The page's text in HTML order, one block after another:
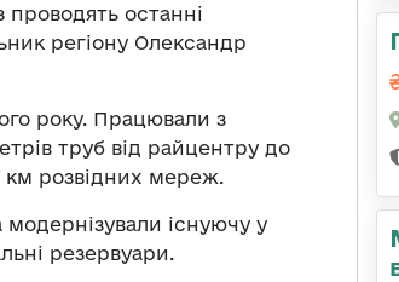
проводять останні
регіону Олександр
року. Працювали з
труб від райцентру до
км розвідних мереж.
існуючу у
резервуари.